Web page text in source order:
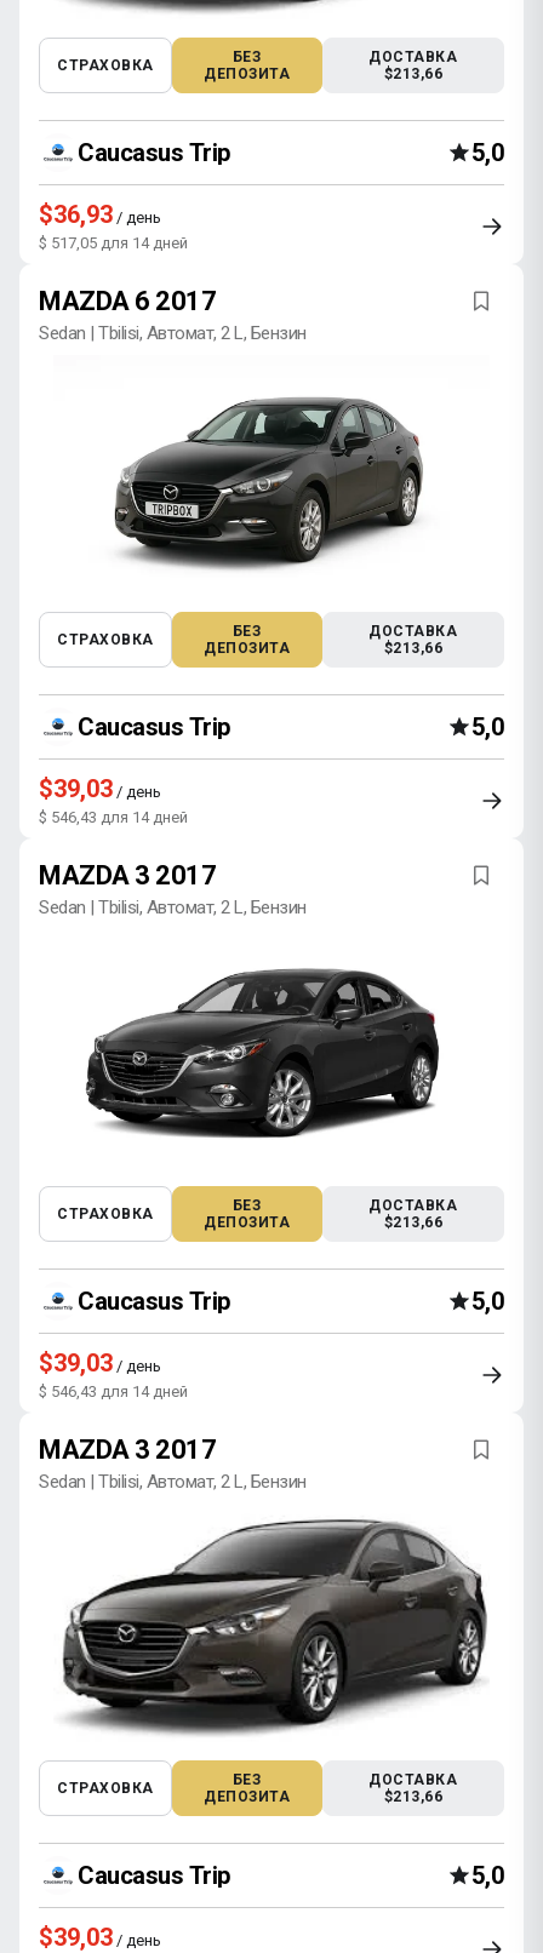
СТРАХОВКА
БЕЗ
ДЕПОЗИТА
ДОСТАВКА
$213,66
Caucasus Trip 5,0
$36,93 / день
$ 517,05 для 14 дней
MAZDA 6 2017
Sedan | Tbilisi, Автомат, 2 L, Бензин
СТРАХОВКА
БЕЗ
ДЕПОЗИТА
ДОСТАВКА
$213,66
Caucasus Trip 5,0
$39,03 / день
$ 546,43 для 14 дней
MAZDA 3 2017
Sedan | Tbilisi, Автомат, 2 L, Бензин
СТРАХОВКА
БЕЗ
ДЕПОЗИТА
ДОСТАВКА
$213,66
Caucasus Trip 5,0
$39,03 / день
$ 546,43 для 14 дней
MAZDA 3 2017
Sedan | Tbilisi, Автомат, 2 L, Бензин
СТРАХОВКА
БЕЗ
ДЕПОЗИТА
ДОСТАВКА
$213,66
Caucasus Trip 5,0
$39,03 / день